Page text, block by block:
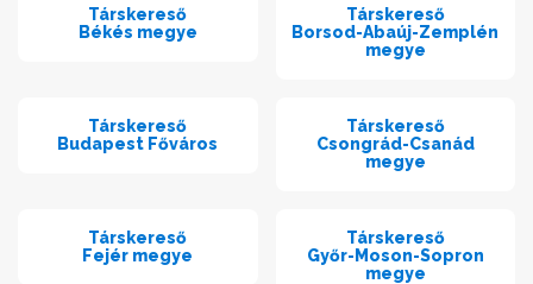
Társkereső
Békés megye
Társkereső
Borsod-Abaúj-Zemplén
megye
Társkereső
Budapest Főváros
Társkereső
Csongrád-Csanád
megye
Társkereső
Fejér megye
Társkereső
Győr-Moson-Sopron
megye